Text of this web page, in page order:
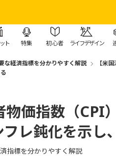
ト 特集 初心者 ライフデザイン
な経済指標を分かりやすく解説
【米
物価指数（CPI
レ鈍化を示し
指標を分かりやすく解説